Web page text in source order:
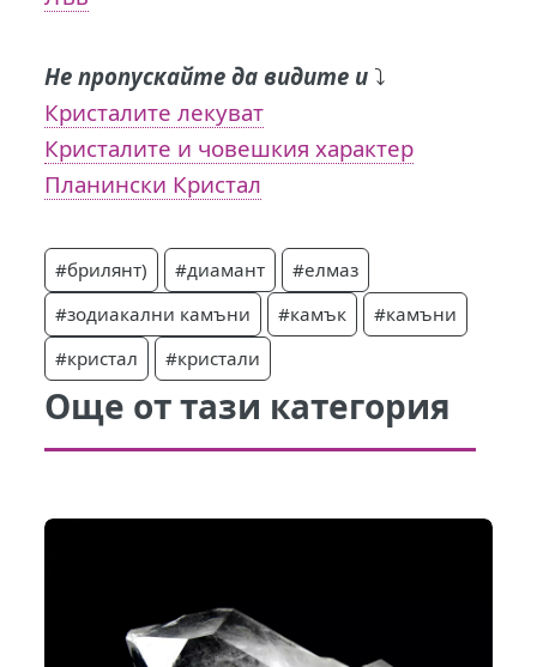
Не пропускайте да видите и ⤵️
Кристалите лекуват
Кристалите и човешкия характер
Планински Кристал
#брилянт) #диамант
#елмаз
#зодиакални камъни
#камък
#камъни
#кристал
#кристали
Още от тази категория